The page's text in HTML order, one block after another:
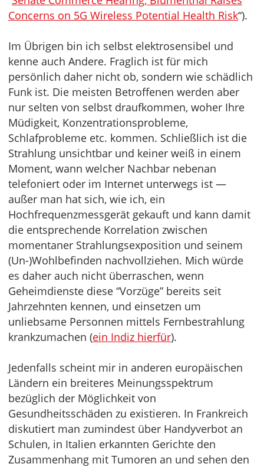
Concerns on 5G Wireless Potential Health Risk“).
Im Übrigen bin ich selbst elektrosensibel und
kenne auch Andere. Fraglich ist für mich
persönlich daher nicht ob, sondern wie schädlich
Funk ist. Die meisten Betroffenen werden aber
nur selten von selbst draufkommen, woher Ihre
Müdigkeit, Konzentrationsprobleme,
Schlafprobleme etc. kommen. Schließlich ist die
Strahlung unsichtbar und keiner weiß in einem
Moment, wann welcher Nachbar nebenan
telefoniert oder im Internet unterwegs ist —
außer man hat sich, wie ich, ein
Hochfrequenzmessgerät gekauft und kann damit
die entsprechende Korrelation zwischen
momentaner Strahlungsexposition und seinem
(Un-)Wohlbefinden nachvollziehen. Mich würde
es daher auch nicht überraschen, wenn
Geheimdienste diese “Vorzüge” bereits seit
Jahrzehnten kennen, und einsetzen um
unliebsame Personnen mittels Fernbestrahlung
krankzumachen (ein Indiz hierfür).
Jedenfalls scheint mir in anderen europäischen
Ländern ein breiteres Meinungsspektrum
bezüglich der Möglichkeit von
Gesundheitsschäden zu existieren. In Frankreich
diskutiert man zumindest über Handyverbot an
Schulen, in Italien erkannten Gerichte den
Zusammenhang mit Tumoren an und sehen den